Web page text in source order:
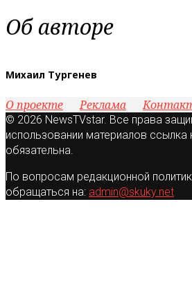
Об авторе
Михаил Тургенев
О проекте Реклама
© 2026 NewsTVstar. Все права
использовании материалов ссылка
обязательна.
По вопросам редакционной
обращаться на: admin@skuky.net